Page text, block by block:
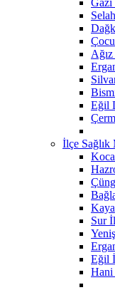
Eğil
İlçe
Sur
Eğil
Hani